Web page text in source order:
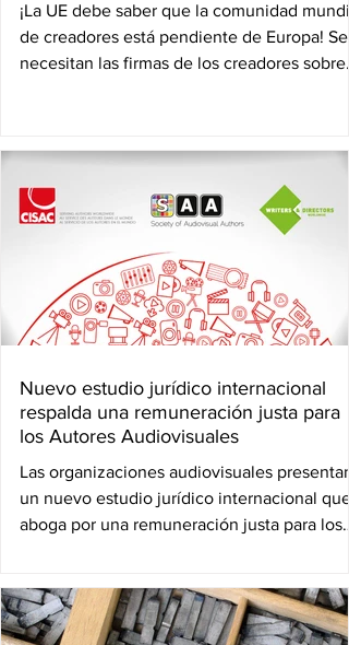
¡La UE debe saber que la comunidad
de creadores está pendiente de Europa! Se
necesitan las firmas de los creadores sobre
Nuevo estudio jurídico internacional
respalda una remuneración justa para
los Autores Audiovisuales
Las organizaciones audiovisuales presentan
un nuevo estudio jurídico internacional que
aboga por una remuneración justa para los